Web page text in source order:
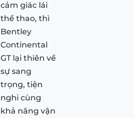
cảm giác lái
thể thao, thì
Bentley
Continental
GT lại thiên về
sự sang
trọng, tiện
nghi cùng
khả năng vận